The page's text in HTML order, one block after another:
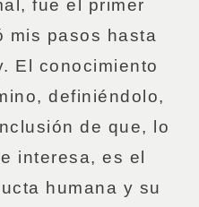
fue el primer
mis pasos hasta
El conocimiento
definiéndolo,
de que, lo
interesa, es el
humana y su